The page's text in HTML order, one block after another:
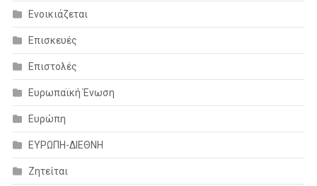
Ενοικιάζεται
Επισκευές
Επιστολές
Ευρωπαϊκή Ένωση
Ευρώπη
ΕΥΡΩΠΗ-ΔΙΕΘΝΗ
Ζητείται